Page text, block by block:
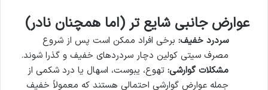
عوارض جانبی شایع تر (اما همچنان نادر)
سردرد خفیف: برخی افراد ممکن است پس از شروع
مصرف سیتی کولین دچار سردردهای خفیف و گذرا شوند.
مشکلات گوارشی: تهوع، یبوست، اسهال یا درد شکمی از
جمله عوارض گوارشی احتمالی هستند که معمولاً خفیف